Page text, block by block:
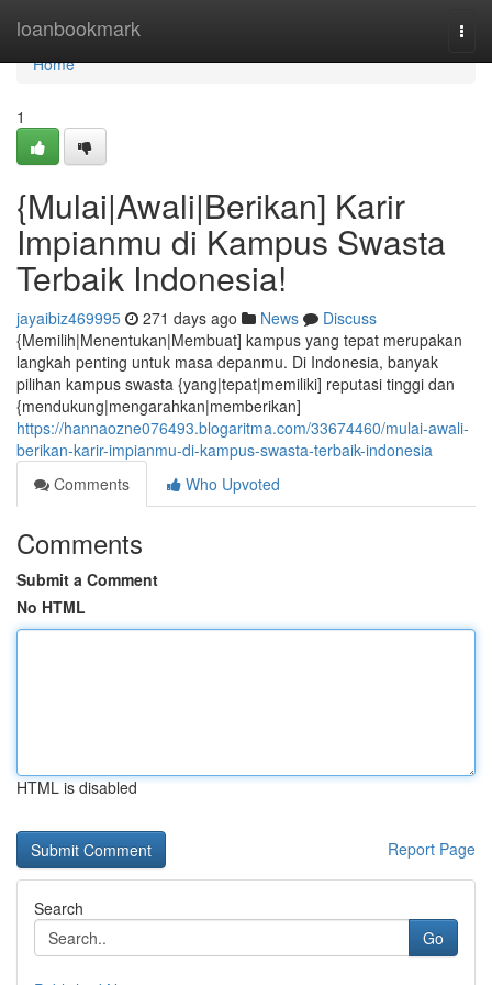
loanbookmark
Home
Home
1
{Mulai|Awali|Berikan] Karir
Impianmu di Kampus Swasta
Terbaik Indonesia!
jayaibiz469995 271 days ago News
Discuss
{Memilih|Menentukan|Membuat] kampus yang tepat merupakan
langkah penting untuk masa depanmu. Di Indonesia, banyak
pilihan kampus swasta {yang|tepat|memiliki] reputasi tinggi dan
{mendukung|mengarahkan|memberikan]
https://hannaozne076493.blogaritma.com/33674460/mulai-awali-
berikan-karir-impianmu-di-kampus-swasta-terbaik-indonesia
Comments
Who Upvoted
Comments
Submit a Comment
No HTML
HTML is disabled
Report Page
Search
Go